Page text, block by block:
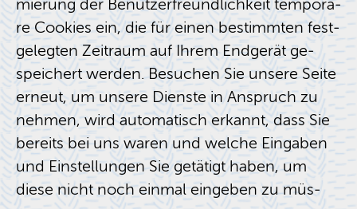
mie­rung der Be­nut­zer­freund­lich­keit tem­po­rä­
re Coo­kies ein, die für einen be­stimm­ten fest­
ge­leg­ten Zeit­raum auf Ihrem End­ge­rät ge­
spei­chert wer­den. Be­su­chen Sie un­se­re Seite
er­neut, um un­se­re Diens­te in An­spruch zu
neh­men, wird au­to­ma­tisch er­kannt, dass Sie
be­reits bei uns waren und wel­che Ein­ga­ben
und Ein­stel­lun­gen Sie ge­tä­tigt haben, um
diese nicht noch ein­mal ein­ge­ben zu müs­